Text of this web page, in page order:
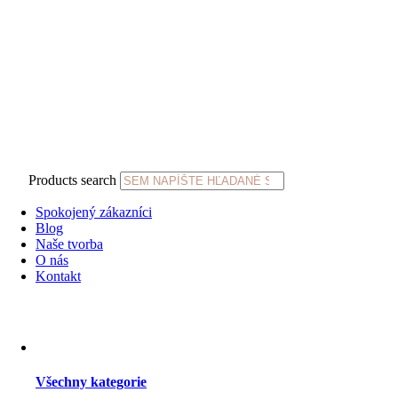
Products search
Spokojený zákazníci
Blog
Naše tvorba
O nás
Kontakt
Všechny kategorie